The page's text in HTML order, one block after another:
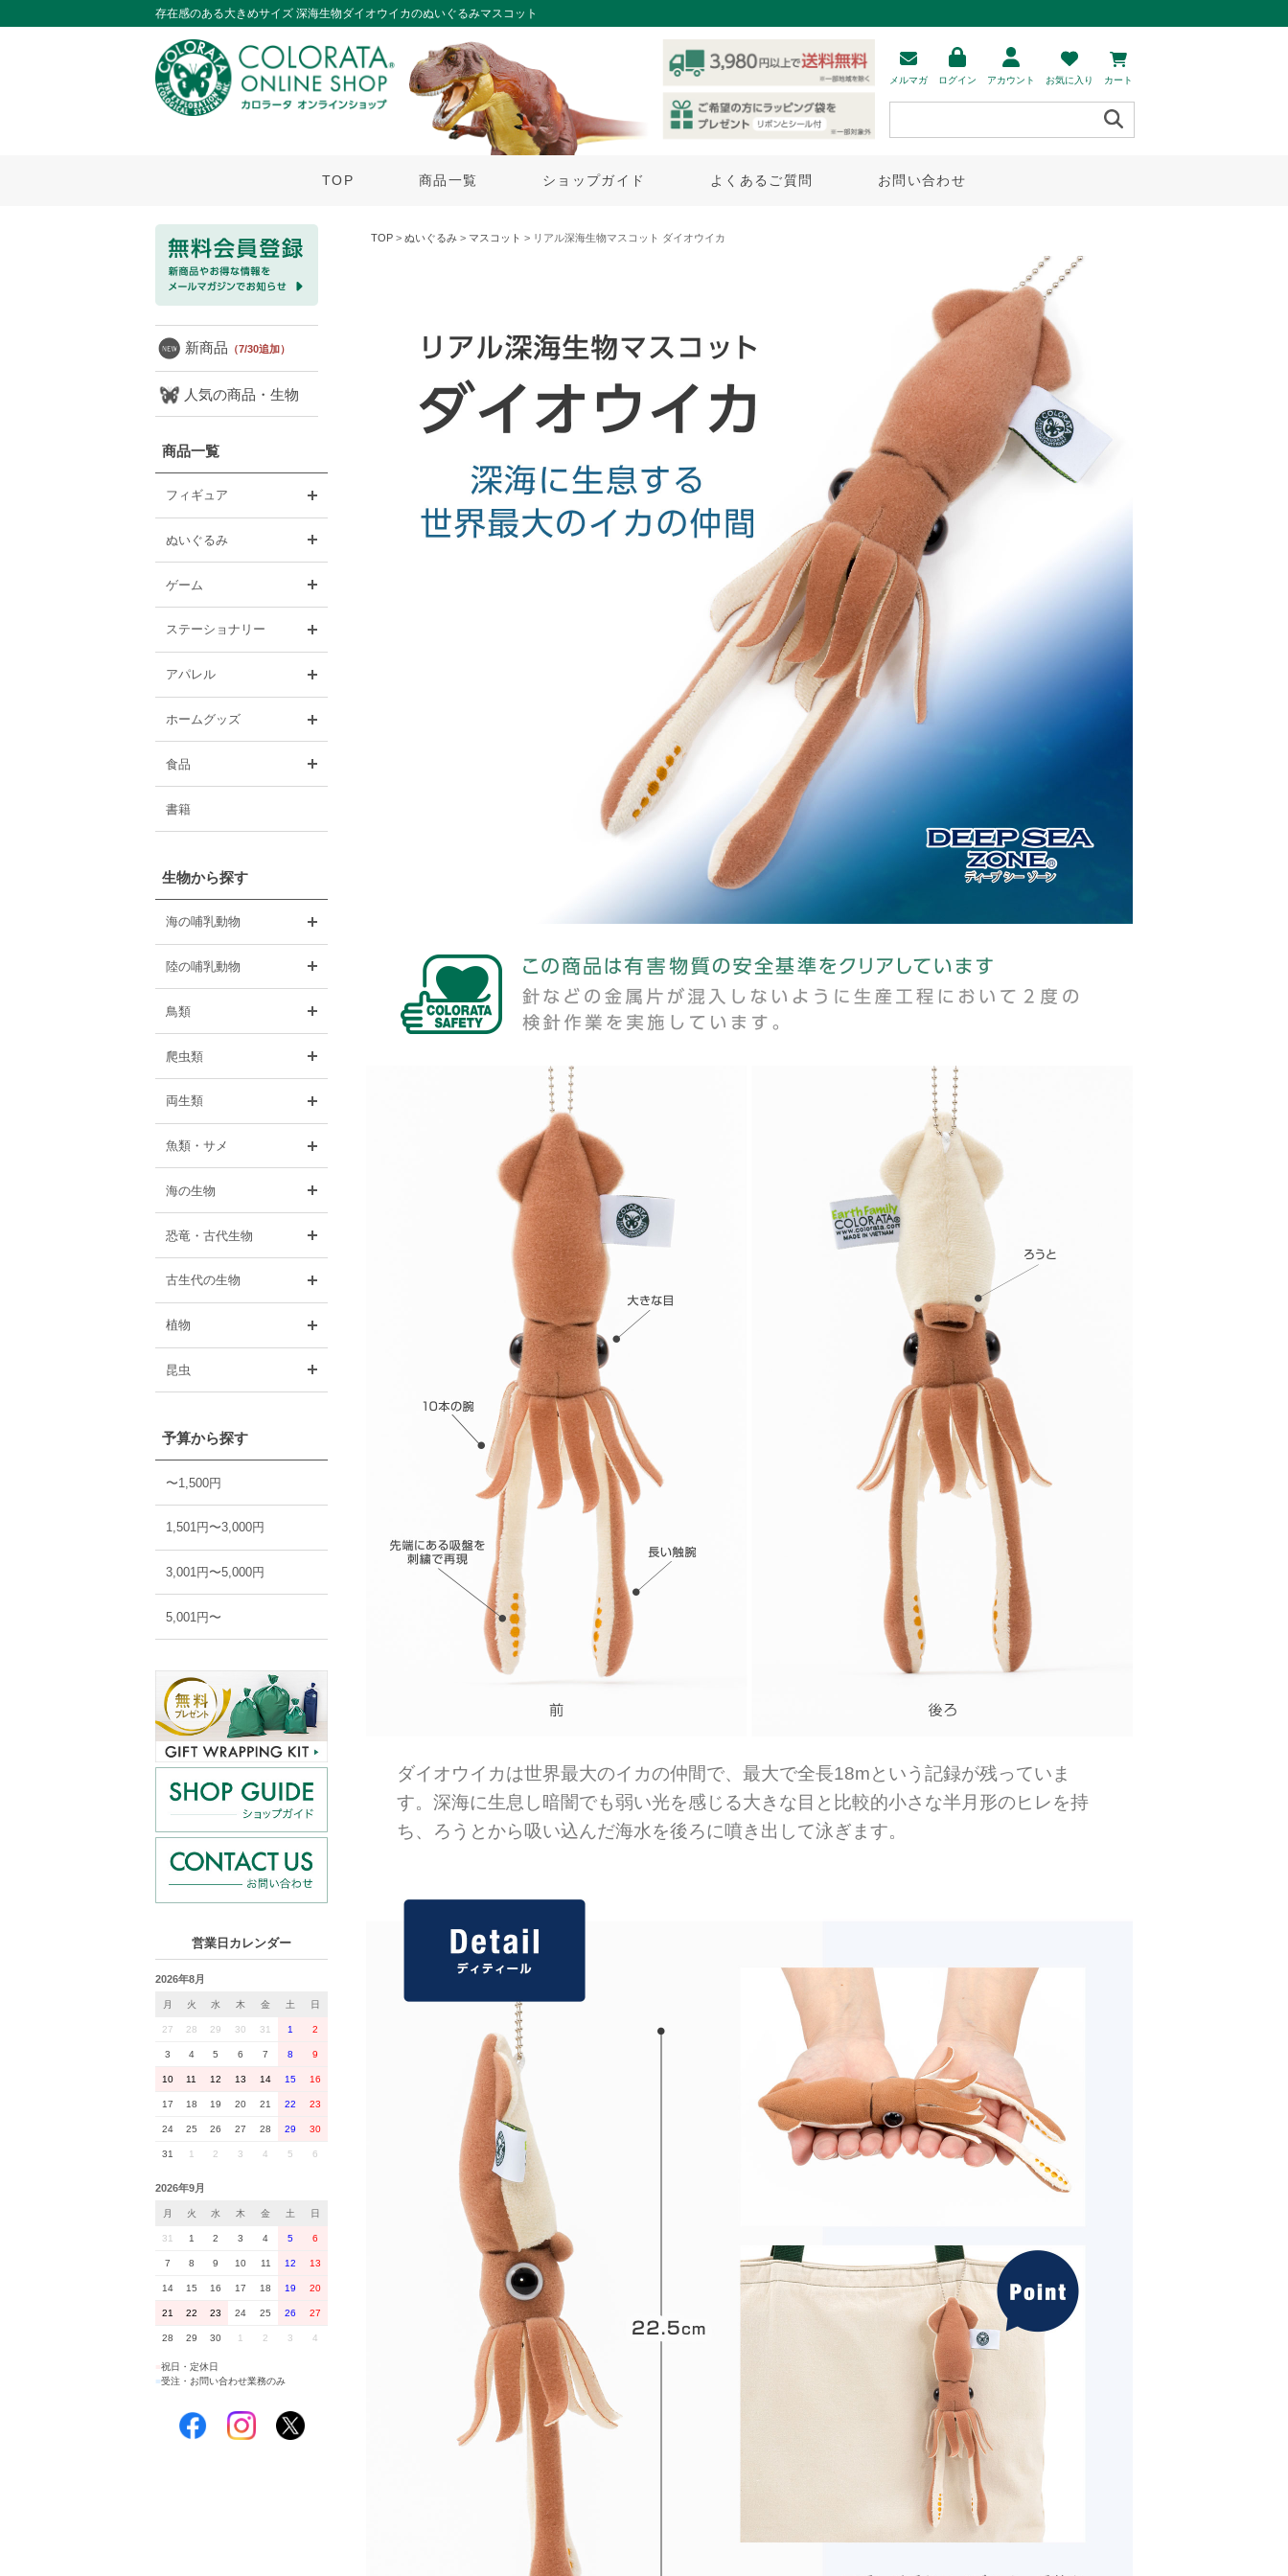
存在感のある大きめサイズ 深海生物ダイオウイカのぬいぐるみマスコット
メルマガ ログイン アカウント お気に入り カート
TOP 商品一覧 ショップガイド よくあるご質問 お問い合わせ
新商品 （7/30追加）
人気の商品・生物
商品一覧
フィギュア
ぬいぐるみ
ゲーム
ステーショナリー
アパレル
ホームグッズ
食品
書籍
生物から探す
海の哺乳動物
陸の哺乳動物
鳥類
爬虫類
両生類
魚類・サメ
海の生物
恐竜・古代生物
古生代の生物
植物
昆虫
予算から探す
〜1,500円
1,501円〜3,000円
3,001円〜5,000円
5,001円〜
営業日カレンダー
2026年8月
月 火 水 木 金 土 日
27 28 29 30 31 1 2
3 4 5 6 7 8 9
10 11 12 13 14 15 16
17 18 19 20 21 22 23
24 25 26 27 28 29 30
31 1 2 3 4 5 6
2026年9月
月 火 水 木 金 土 日
31 1 2 3 4 5 6
7 8 9 10 11 12 13
14 15 16 17 18 19 20
21 22 23 24 25 26 27
28 29 30 1 2 3 4
祝日・定休日
■受注・お問い合わせ業務のみ
TOP > ぬいぐるみ > マスコット > リアル深海生物マスコット ダイオウイカ
ダイオウイカは世界最大のイカの仲間で、最大で全長18mという記録が残っていま
す。深海に生息し暗闇でも弱い光を感じる大きな目と比較的小さな半月形のヒレを持
ち、ろうとから吸い込んだ海水を後ろに噴き出して泳ぎます。